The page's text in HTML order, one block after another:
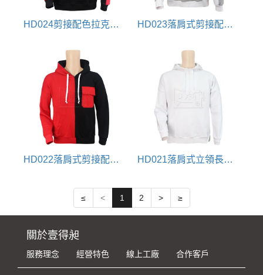
HD024剪接配色拉克蘭袖連帽T恤 HD023落肩式剪接配色長袖連帽T恤
HD022落肩式剪接配色長袖連帽T恤 HD021落肩式立領長袖連帽T恤
≤ < 1 2 > ≥
關於壹得昶
服務理念 經營特色 線上工廠 合作客戶